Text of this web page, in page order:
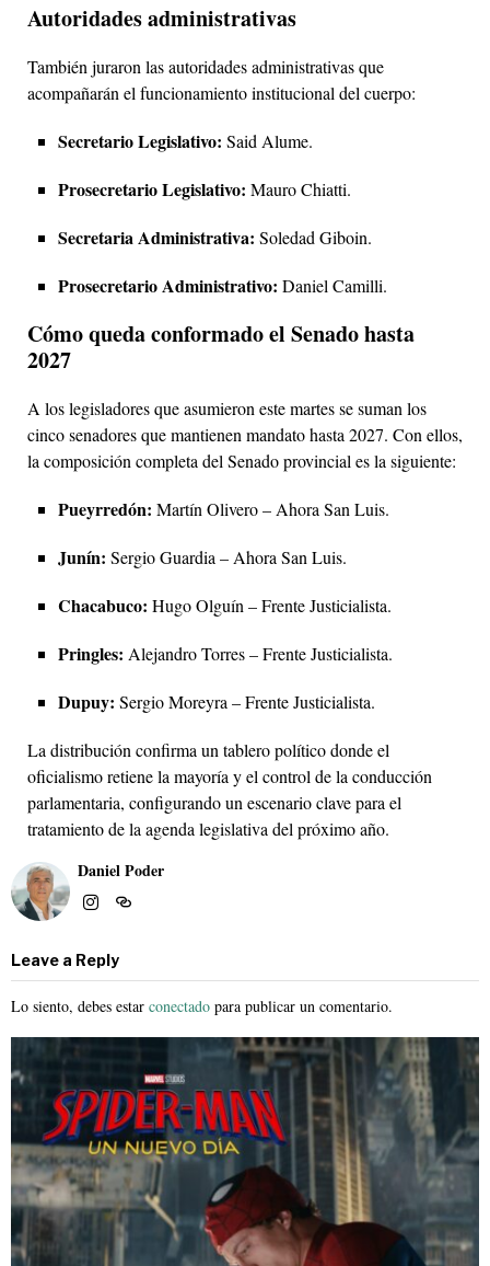
Autoridades administrativas
También juraron las autoridades administrativas que
acompañarán el funcionamiento institucional del cuerpo:
Secretario Legislativo: Said Alume.
Prosecretario Legislativo: Mauro Chiatti.
Secretaria Administrativa: Soledad Giboin.
Prosecretario Administrativo: Daniel Camilli.
Cómo queda conformado el Senado hasta
2027
A los legisladores que asumieron este martes se suman los
cinco senadores que mantienen mandato hasta 2027. Con ellos,
la composición completa del Senado provincial es la siguiente:
Pueyrredón: Martín Olivero – Ahora San Luis.
Junín: Sergio Guardia – Ahora San Luis.
Chacabuco: Hugo Olguín – Frente Justicialista.
Pringles: Alejandro Torres – Frente Justicialista.
Dupuy: Sergio Moreyra – Frente Justicialista.
La distribución confirma un tablero político donde el
oficialismo retiene la mayoría y el control de la conducción
parlamentaria, configurando un escenario clave para el
tratamiento de la agenda legislativa del próximo año.
Daniel Poder
Leave a Reply
Lo siento, debes estar conectado para publicar un comentario.